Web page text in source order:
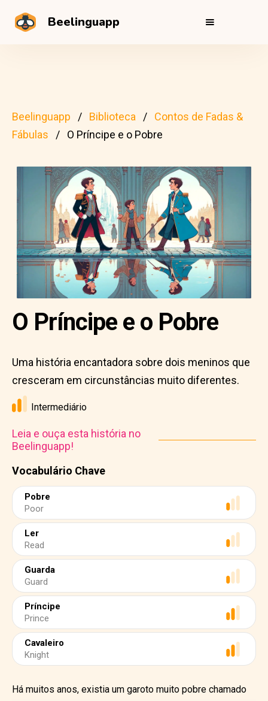
Beelinguapp
Beelinguapp Biblioteca
Contos de Fadas &
Fábulas
O Príncipe e o Pobre
Vocabulário Chave
Pobre
Poor
Ler
Read
Guarda
Guard
Príncipe
Prince
Cavaleiro
Knight
O Príncipe e o Pobre
Uma história encantadora sobre dois meninos que
cresceram em circunstâncias muito diferentes.
Intermediário
Leia e ouça esta história no
Beelinguapp!
Há muitos anos, existia um garoto muito pobre chamado